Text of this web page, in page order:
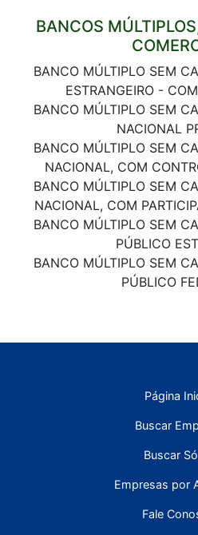
BANCOS
BANCO MÚLTIPLO SEM
ESTRANGEIRO -
BANCO MÚLTIPLO SEM
NACIONAL
BANCO MÚLTIPLO SEM
NACIONAL, COM
BANCO MÚLTIPLO SEM
NACIONAL, COM
BANCO MÚLTIPLO SEM
PÚBLICO
BANCO MÚLTIPLO SEM
PÚBLICO
Página
Buscar
Buscar
Empresas por
Fale